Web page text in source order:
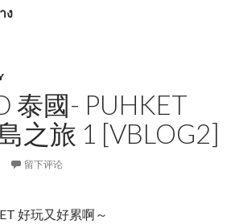
ง
泰國- PUHKET
之旅 1 [VBLOG2]
留下评论
好玩又好累啊～